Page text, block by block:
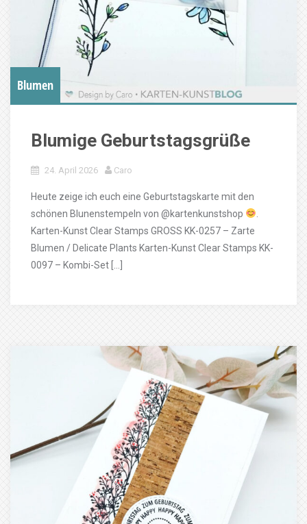
Blumen
Blumige Geburtstagsgrüße
24. April 2026 Caro
Heute zeige ich euch eine Geburtstagskarte mit den
schönen Blunenstempeln von @kartenkunstshop
Karten-Kunst Clear Stamps GROSS KK-0257 – Zarte
Blumen / Delicate Plants Karten-Kunst Clear Stamps KK-
0097 – Kombi-Set […]